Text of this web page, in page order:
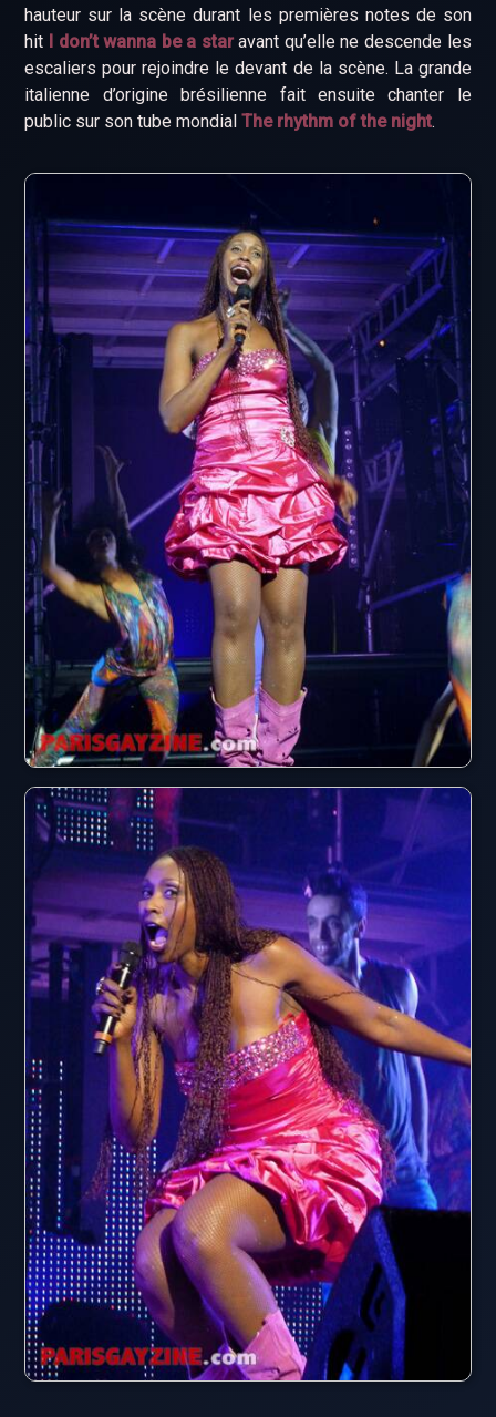
hauteur sur la scène durant les premières notes de son
hit I don’t wanna be a staravant qu’elle ne descende les
escaliers pour rejoindre le devant de la scène. La grande
italienne d’origine brésilienne fait ensuite chanter le
public sur son tube mondialThe rhythm of the night.